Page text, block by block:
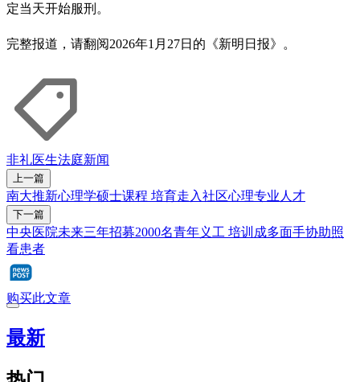
定当天开始服刑。
完整报道，请翻阅2026年1月27日的《新明日报》。
非礼医生法庭新闻
上一篇
南大推新心理学硕士课程 培育走入社区心理专业人才
下一篇
中央医院未来三年招募2000名青年义工 培训成多面手协助照
看患者
购买此文章
最新